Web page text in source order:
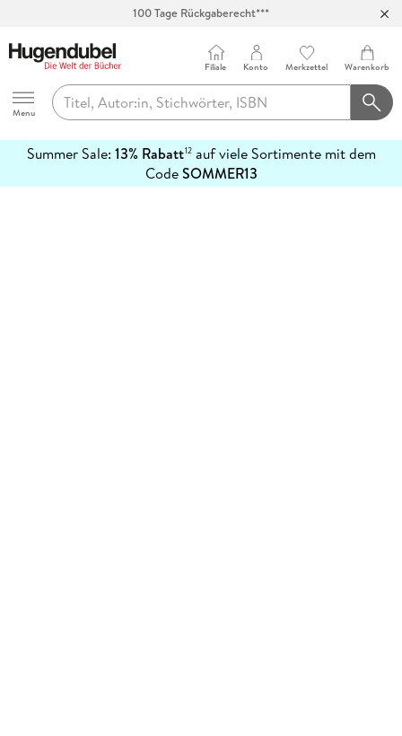
100 Tage Rückgaberecht***
Hugendubel
Menu
Filiale Konto Merkzettel Warenkorb
Summer Sale: 13% Rabatt12auf viele Sortimente mit dem
CodeSOMMER13
erfahren